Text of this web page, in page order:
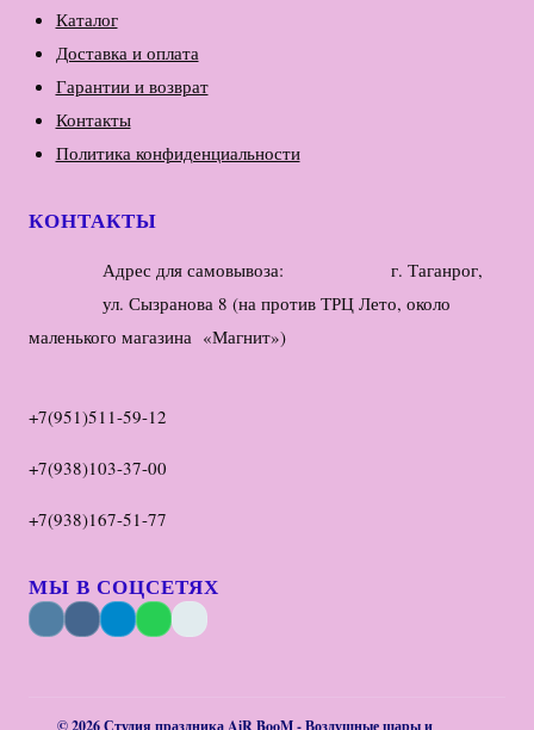
Каталог
Доставка и оплата
Гарантии и возврат
Контакты
Политика конфиденциальности
КОНТАКТЫ
Адрес для самовывоза: г. Таганрог,
ул. Сызранова 8 (на против ТРЦ Лето, около
маленького магазина «Магнит»)
+7(951)511-59-12
+7(938)103-37-00
+7(938)167-51-77
МЫ В СОЦСЕТЯХ